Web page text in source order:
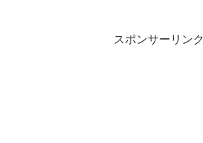
スポンサーリンク